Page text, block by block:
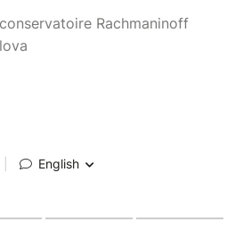
Rachmaninoff